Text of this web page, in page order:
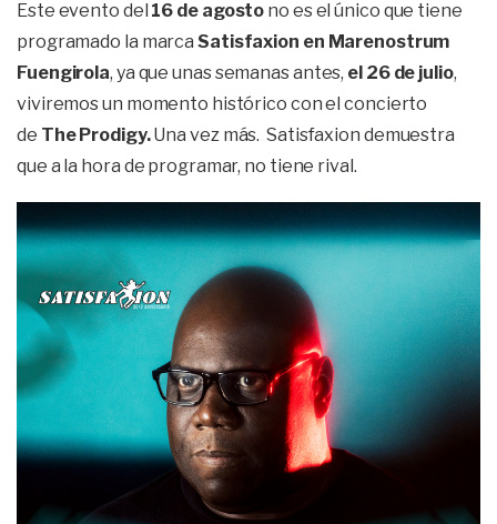
Este evento del 16 de agosto no es el único que tiene
programado la marca Satisfaxion en Marenostrum
Fuengirola, ya que unas semanas antes, el 26 de julio,
viviremos un momento histórico con el concierto
de The Prodigy.Una vez más. Satisfaxion demuestra
que a la hora de programar, no tiene rival.